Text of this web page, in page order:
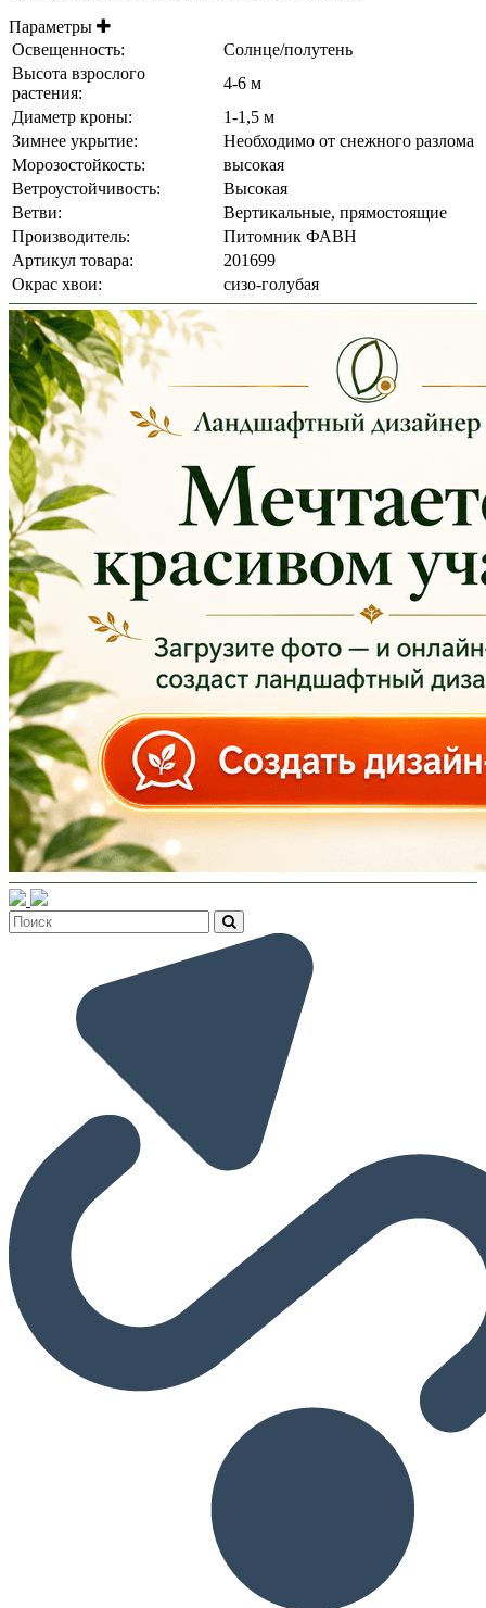
Параметры
Освещенность:
Солнце/полутень
Высота взрослого
растения:
4-6 м
Диаметр кроны:
1-1,5 м
Зимнее укрытие:
Необходимо от снежного разлома
Морозостойкость:
высокая
Ветроустойчивость:
Высокая
Ветви:
Вертикальные, прямостоящие
Производитель:
Питомник ФАВН
Артикул товара:
201699
Окрас хвои:
сизо-голубая